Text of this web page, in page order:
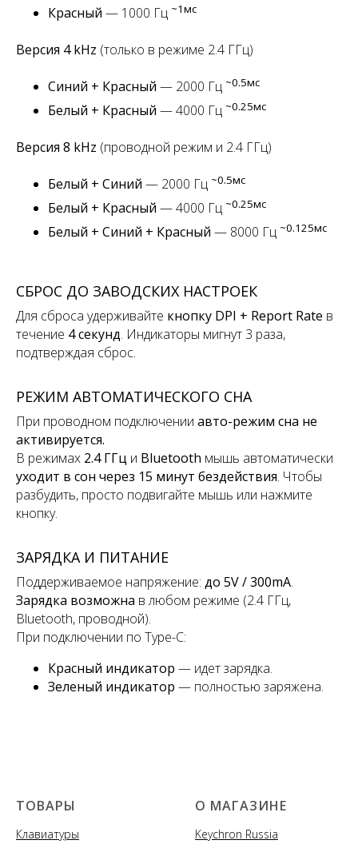
Красный — 1000 Гц ~1мс
Версия 4 kHz (только в режиме 2.4 ГГц)
Синий + Красный — 2000 Гц ~0.5мс
Белый + Красный — 4000 Гц ~0.25мс
Версия 8 kHz (проводной режим и 2.4 ГГц)
Белый + Синий — 2000 Гц ~0.5мс
Белый + Красный — 4000 Гц ~0.25мс
Белый + Синий + Красный — 8000 Гц ~0.125мс
СБРОС ДО ЗАВОДСКИХ НАСТРОЕК
Для сброса удерживайте кнопку DPI + Report Rate в
течение 4 секунд. Индикаторы мигнут 3 раза,
подтверждая сброс.
РЕЖИМ АВТОМАТИЧЕСКОГО СНА
При проводном подключении авто-режим сна не
активируется.
В режимах 2.4 ГГц и Bluetooth мышь автоматически
уходит в сон через 15 минут бездействия. Чтобы
разбудить, просто подвигайте мышь или нажмите
кнопку.
ЗАРЯДКА И ПИТАНИЕ
Поддерживаемое напряжение: до 5V / 300mA.
Зарядка возможна в любом режиме (2.4 ГГц,
Bluetooth, проводной).
При подключении по Type-C:
Красный индикатор — идет зарядка.
Зеленый индикатор — полностью заряжена.
ТОВАРЫ
Клавиатуры
О МАГАЗИНЕ
Keychron Russia